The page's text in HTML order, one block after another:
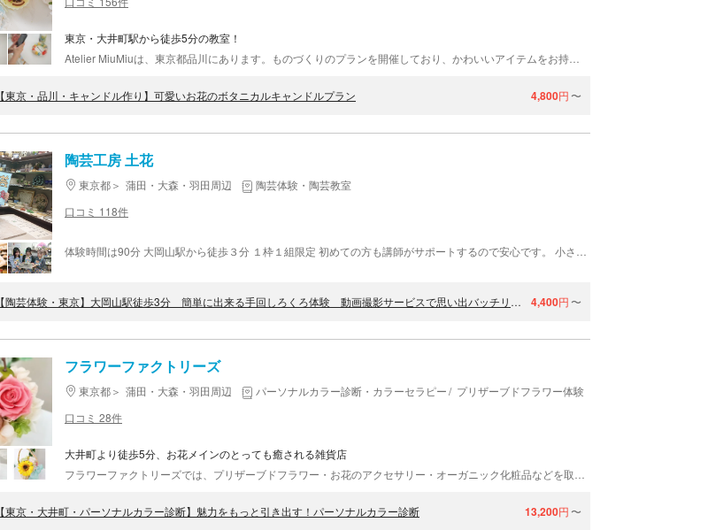
東京・大井町駅から徒歩5分の教室！
【東京・品川・キャンドル作り】可愛いお花のボタニカルキャンドルプラン 4,800円 〜
陶芸工房 土花
東京都 蒲田・大森・羽田周辺
陶芸体験・陶芸教室
口コミ 118件
【陶芸体験・東京】大岡山駅徒歩3分 簡単に出来る手回しろくろ体験 動画撮影サービスで思い出バッチリ！１枠１組限定 プライべート体験 4,400円 〜
フラワーファクトリーズ
東京都 蒲田・大森・羽田周辺 パーソナルカラー診断・カラーセラピー
プリザーブドフラワー体験
口コミ 28件
大井町より徒歩5分、お花メインのとっても癒される雑貨店
【東京・大井町・パーソナルカラー診断】魅力をもっと引き出す！パーソナルカラー診断 13,200円 〜